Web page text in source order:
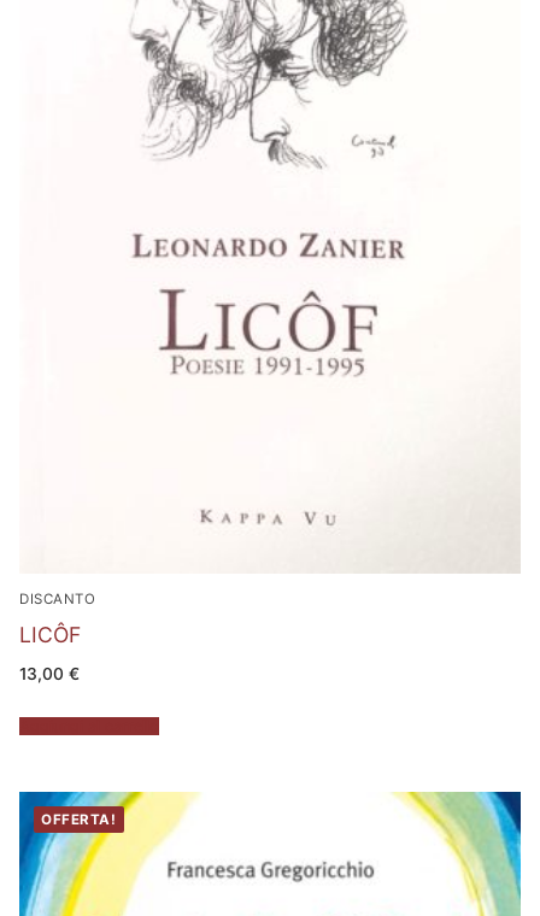
DISCANTO
LICÔF
13,00 €
OFFERTA!